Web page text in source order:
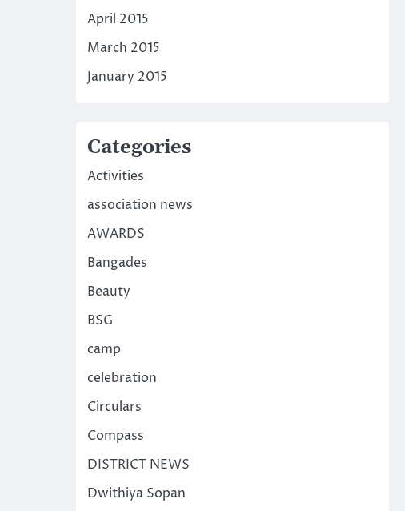
April 2015
March 2015
January 2015
Categories
Activities
association news
AWARDS
Bangades
Beauty
BSG
camp
celebration
Circulars
Compass
DISTRICT NEWS
Dwithiya Sopan